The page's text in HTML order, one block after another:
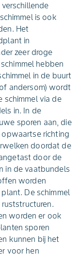
is ook
Het
in
zeer droge
hebben
in de buurt
andersom) wordt
schimmel via de
in. In de
sporen aan, die
richting
doordat de
door de
in de vaatbundels
worden
De schimmel
worden er ook
sporen
kunnen bij het
voor hen